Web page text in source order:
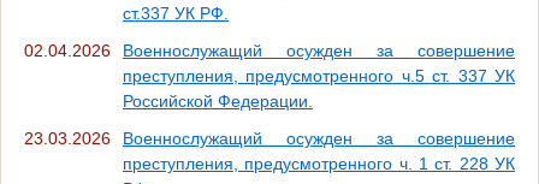
ст.337 УК РФ.
02.04.2026
Военнослужащий осужден за совершение
преступления, предусмотренного ч.5 ст. 337 УК
Российской Федерации.
23.03.2026
Военнослужащий осужден за совершение
преступления, предусмотренного ч. 1 ст. 228 УК